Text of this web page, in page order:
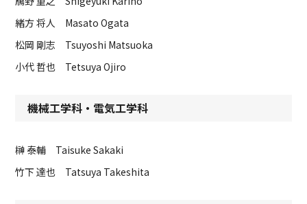
緒方 将人 Masato Ogata
松岡 剛志 Tsuyoshi Matsuoka
小代 哲也 Tetsuya Ojiro
機械工学科・電気工学科
榊 泰輔 Taisuke Sakaki
竹下 達也 Tatsuya Takeshita